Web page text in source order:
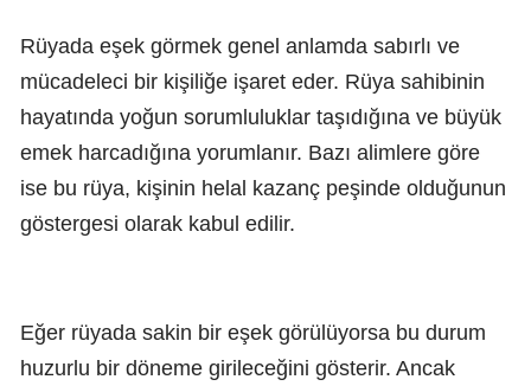
Rüyada eşek görmek genel anlamda sabırlı ve
mücadeleci bir kişiliğe işaret eder. Rüya sahibinin
hayatında yoğun sorumluluklar taşıdığına ve büyük
emek harcadığına yorumlanır. Bazı alimlere göre
ise bu rüya, kişinin helal kazanç peşinde olduğunun
göstergesi olarak kabul edilir.
Eğer rüyada sakin bir eşek görülüyorsa bu durum
huzurlu bir döneme girileceğini gösterir. Ancak